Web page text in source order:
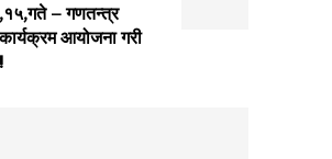
– गणतन्त्र
आयोजना गरी